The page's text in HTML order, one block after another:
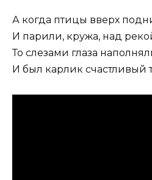
А когда птицы вверх
И парили, кружа, над
То слезами глаза
И был карлик счастливый